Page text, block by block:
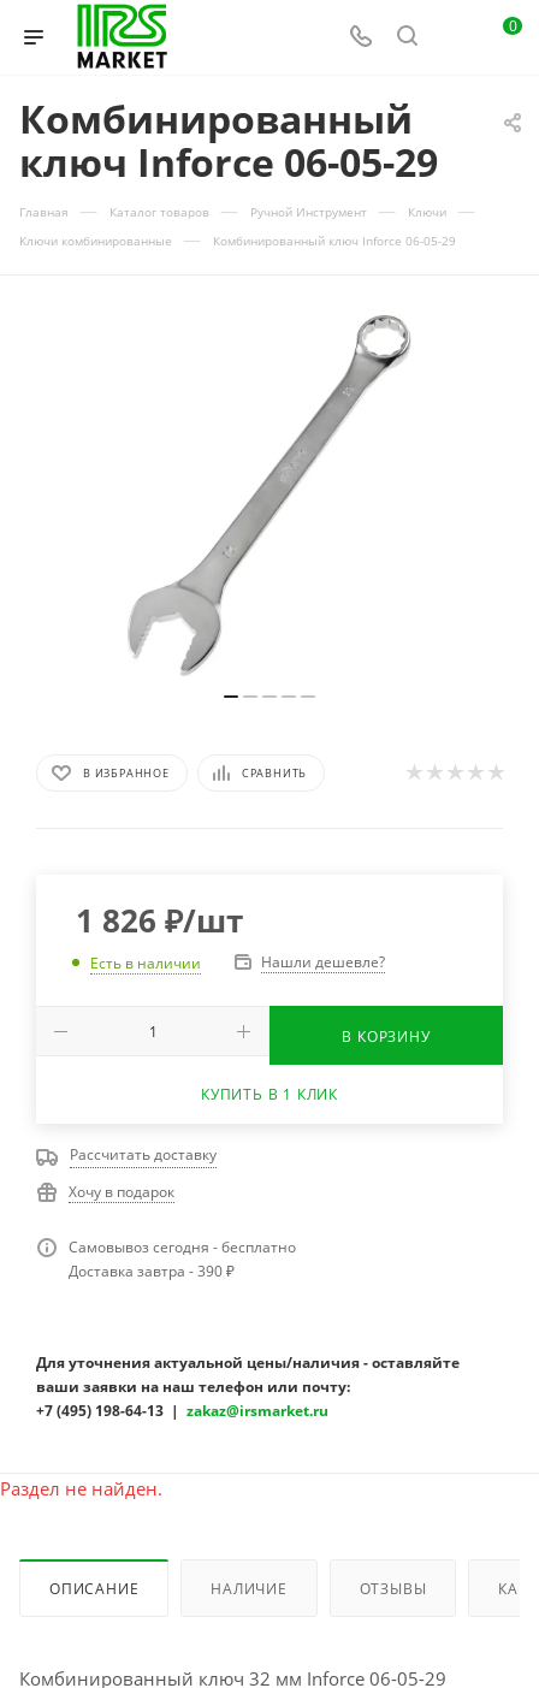
0
Комбинированный
ключ Inforce 06-05-29
Главная — Каталог товаров — Ручной Инструмент — Ключи —
Ключи комбинированные — Комбинированный ключ Inforce 06-05-29
В ИЗБРАННОЕ СРАВНИТЬ
1 826 ₽/шт
Есть в наличии Нашли дешевле?
В КОРЗИНУ
КУПИТЬ В 1 КЛИК
Рассчитать доставку
Хочу в подарок
Самовывоз сегодня - бесплатно
Доставка завтра - 390 ₽
Для уточнения актуальной цены/наличия - оставляйте
ваши заявки на наш телефон или почту:
+7 (495) 198-64-13 | zakaz@irsmarket.ru
Раздел не найден.
ОПИСАНИЕ НАЛИЧИЕ ОТЗЫВЫ КАК
Комбинированный ключ 32 мм Inforce 06-05-29